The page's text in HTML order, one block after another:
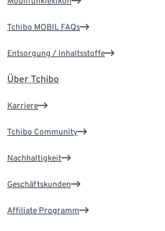
Tchibo MOBIL FAQs
Entsorgung / Inhaltsstoffe
Über Tchibo
Karriere
Tchibo Community
Nachhaltigkeit
Geschäftskunden
Affiliate Programm